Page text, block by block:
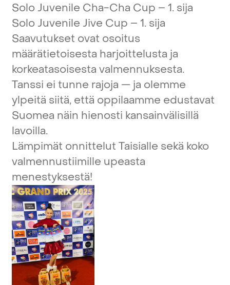
Solo Juvenile Cha-Cha Cup – 1. sija
Solo Juvenile Jive Cup – 1. sija
Saavutukset ovat osoitus
määrätietoisesta harjoittelusta ja
korkeatasoisesta valmennuksesta.
Tanssi ei tunne rajoja — ja olemme
ylpeitä siitä, että oppilaamme edustavat
Suomea näin hienosti kansainvälisillä
lavoilla.
Lämpimät onnittelut Taisialle sekä koko
valmennustiimille upeasta
menestyksestä!